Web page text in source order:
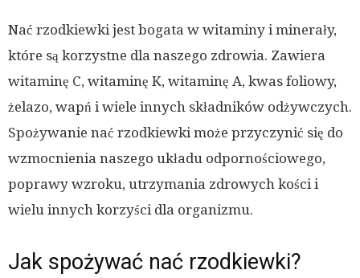
Nać rzodkiewki jest bogata w witaminy i minerały,
które są korzystne dla naszego zdrowia. Zawiera
witaminę C, witaminę K, witaminę A, kwas foliowy,
żelazo, wapń i wiele innych składników odżywczych.
Spożywanie nać rzodkiewki może przyczynić się do
wzmocnienia naszego układu odpornościowego,
poprawy wzroku, utrzymania zdrowych kości i
wielu innych korzyści dla organizmu.
Jak spożywać nać rzodkiewki?